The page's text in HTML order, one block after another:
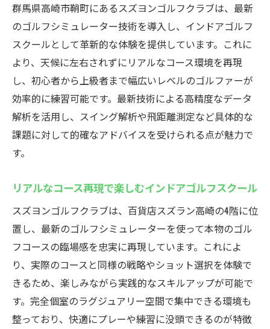
群馬県高崎市鞘町にあるスズヨンゴルフクラブは、最新
のゴルフシミュレーター技術を導入し、インドアゴルフ
スクールとして革新的な体験を提供しています。これに
より、天候に左右されずにリアルなコース環境を再現
し、初心者から上級者まで幅広いレベルのゴルファーが
効率的に練習可能です。最新技術による高精度なデータ
解析を活用し、スイング解析や飛距離測定など具体的な
課題に対して的確なアドバイスを受けられる点が魅力で
す。
リアルなコース再現で楽しむインドアゴルフスクール
スズヨンゴルフクラブは、百貨店スズラン高崎の4階に位
置し、最新のゴルフシミュレーターを使って本物のゴル
フコースの臨場感を忠実に再現しています。これによ
り、実際のコースと同様の戦略やショット選択を体験で
きるため、楽しみながら実践的なスキルアップが可能で
す。完全個室のラグジュアリー空間で集中できる環境も
整っており、快適にプレーや練習に没頭できるのが特徴